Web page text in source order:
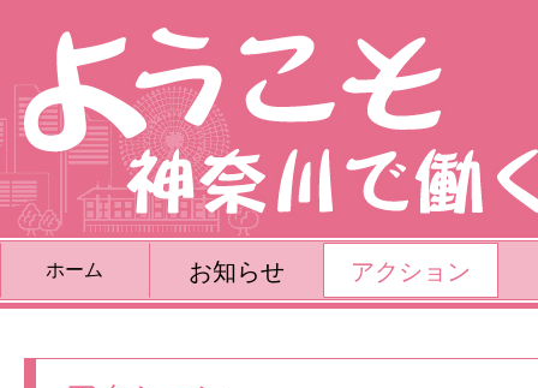
ホーム お知らせ アクション